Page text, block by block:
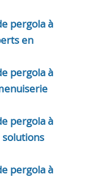
pergola à
en
pergola à
pergola à
pergola à